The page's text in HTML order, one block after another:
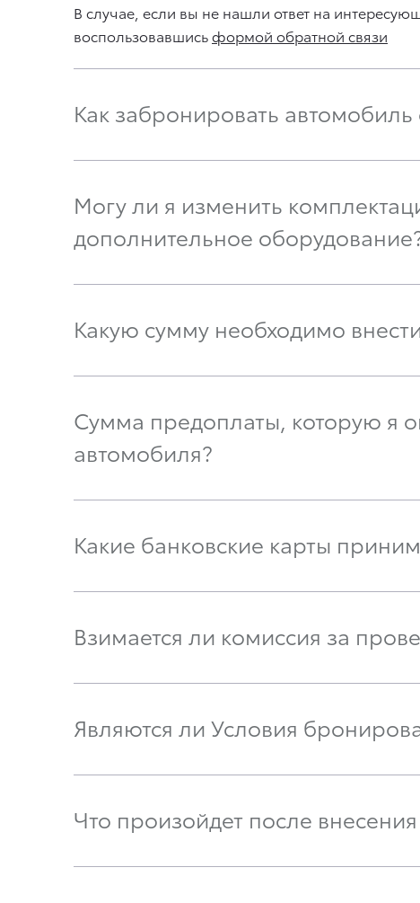
В случае, если вы не нашли ответ на
воспользовавшисьформой обратной связи
Как забронировать
Могу ли я изменить
дополнительное
Какую сумму необходимо
Сумма предоплаты, которую я
автомобиля?
Какие банковские карты
Взимается ли комиссия за
Являются ли Условия
Что произойдет после